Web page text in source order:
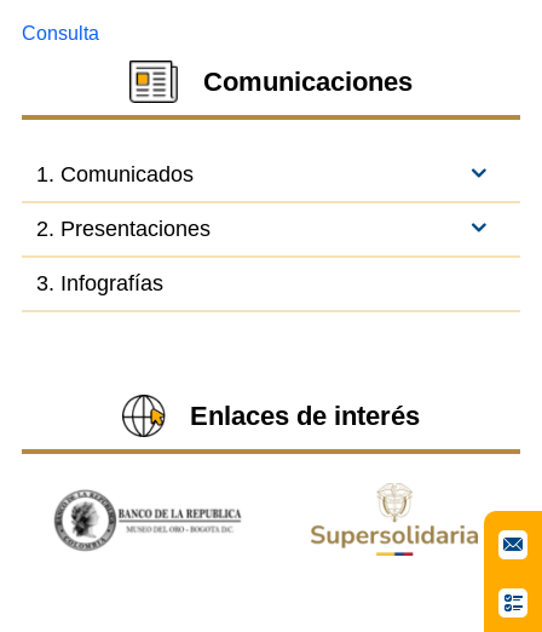
Consulta
Comunicaciones
1. Comunicados
2. Presentaciones
3. Infografías
Enlaces de interés